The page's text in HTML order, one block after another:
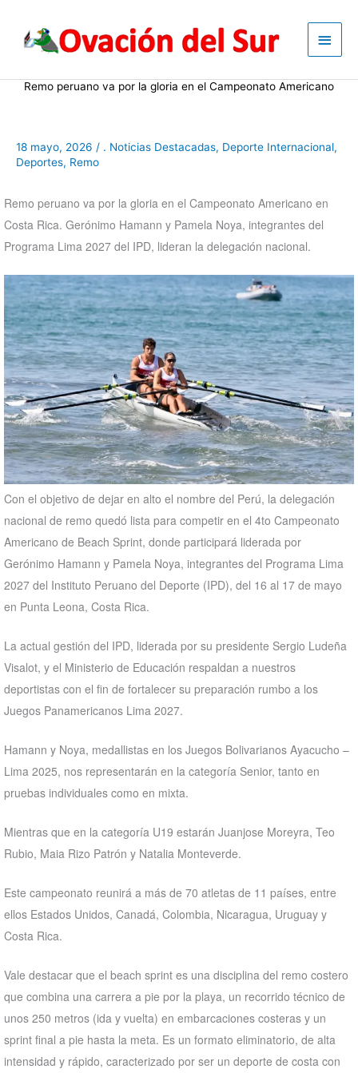
content
Main
Remo peruano va por la gloria en el Campeonato Americano
18 mayo, 2026 / . Noticias Destacadas, Deporte Internacional,
Deportes, Remo
Remo peruano va por la gloria en el Campeonato Americano en
Costa Rica. Gerónimo Hamann y Pamela Noya, integrantes del
Programa Lima 2027 del IPD, lideran la delegación nacional.
Con el objetivo de dejar en alto el nombre del Perú, la delegación
nacional de remo quedó lista para competir en el 4to Campeonato
Americano de Beach Sprint, donde participará liderada por
Gerónimo Hamann y Pamela Noya, integrantes del Programa Lima
2027 del Instituto Peruano del Deporte (IPD), del 16 al 17 de mayo
en Punta Leona, Costa Rica.
La actual gestión del IPD, liderada por su presidente Sergio Ludeña
Visalot, y el Ministerio de Educación respaldan a nuestros
deportistas con el fin de fortalecer su preparación rumbo a los
Juegos Panamericanos Lima 2027.
Hamann y Noya, medallistas en los Juegos Bolivarianos Ayacucho –
Lima 2025, nos representarán en la categoría Senior, tanto en
pruebas individuales como en mixta.
Mientras que en la categoría U19 estarán Juanjose Moreyra, Teo
Rubio, Maia Rizo Patrón y Natalia Monteverde.
Este campeonato reunirá a más de 70 atletas de 11 países, entre
ellos Estados Unidos, Canadá, Colombia, Nicaragua, Uruguay y
Costa Rica.
Vale destacar que el beach sprint es una disciplina del remo costero
que combina una carrera a pie por la playa, un recorrido técnico de
unos 250 metros (ida y vuelta) en embarcaciones costeras y un
sprint final a pie hasta la meta. Es un formato eliminatorio, de alta
intensidad y rápido, caracterizado por ser un deporte de costa con